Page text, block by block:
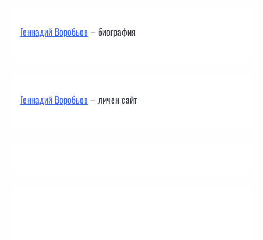
Геннадий Воробьов– биография
Геннадий Воробьов– личен сайт